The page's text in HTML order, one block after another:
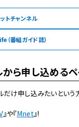
トチャンネル
番組ガイド誌）
ら申し込める
だけ申し込みたいという
』や『Mnet 』!